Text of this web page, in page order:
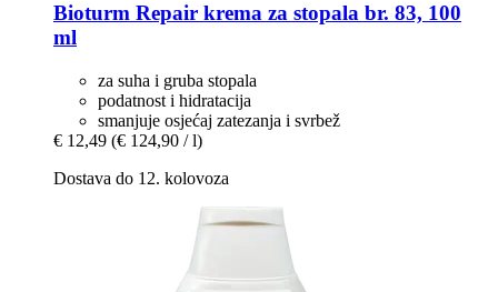
Bioturm Repair krema za stopala br. 83, 100
ml
za suha i gruba stopala
podatnost i hidratacija
smanjuje osjećaj zatezanja i svrbež
€ 12,49 (€ 124,90 / l)
Dostava do 12. kolovoza